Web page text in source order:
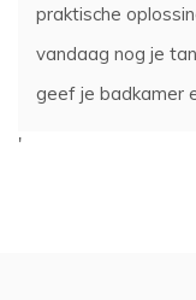
praktische
vandaag nog je
geef je badkamer
'